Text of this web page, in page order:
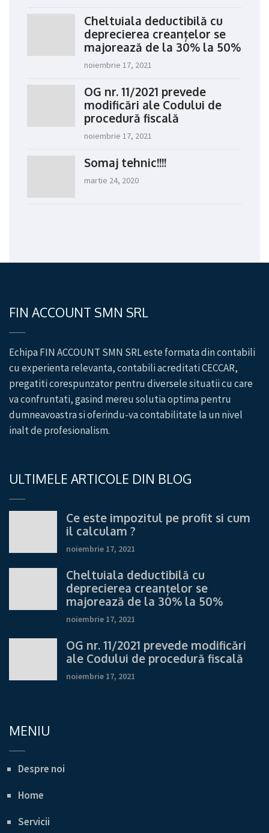
Cheltuiala deductibilă cu
deprecierea creanțelor se
majorează de la 30% la 50%
noiembrie 17, 2021
OG nr. 11/2021 prevede
modificări ale Codului de
procedură fiscală
noiembrie 17, 2021
Somaj tehnic!!!!
martie 24, 2020
FIN ACCOUNT SMN SRL
Echipa FIN ACCOUNT SMN SRL este formata din contabili
cu experienta relevanta, contabili acreditati CECCAR,
pregatiti corespunzator pentru diversele situatii cu care
va confruntati, gasind mereu solutia optima pentru
dumneavoastra si oferindu-va contabilitate la un nivel
inalt de profesionalism.
ULTIMELE ARTICOLE DIN BLOG
Ce este impozitul pe profit si cum
il calculam ?
noiembrie 17, 2021
Cheltuiala deductibilă cu
deprecierea creanțelor se
majorează de la 30% la 50%
noiembrie 17, 2021
OG nr. 11/2021 prevede modificări
ale Codului de procedură fiscală
noiembrie 17, 2021
MENIU
Despre noi
Home
Servicii